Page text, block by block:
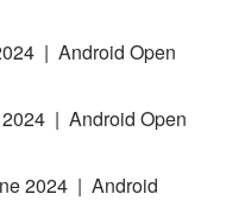
| Android Open
2024 | Android Open
2024 | Android